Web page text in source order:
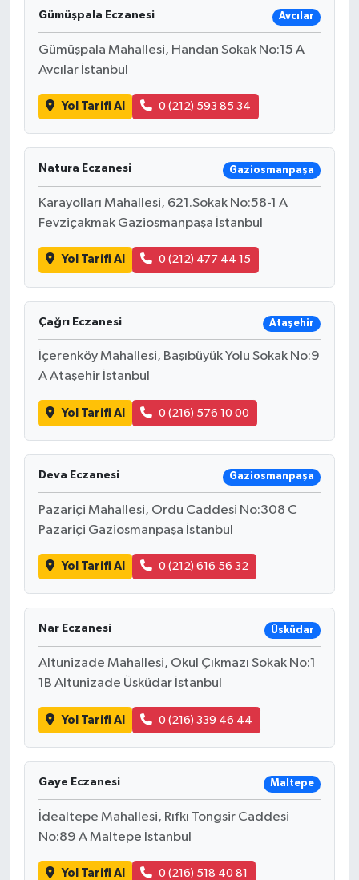
Gümüşpala Eczanesi Avcılar
Gümüşpala Mahallesi, Handan Sokak No:15 A
Avcılar İstanbul
Yol Tarifi Al 0 (212) 593 85 34
Natura Eczanesi Gaziosmanpaşa
Karayolları Mahallesi, 621.Sokak No:58-1 A
Fevziçakmak Gaziosmanpaşa İstanbul
Yol Tarifi Al 0 (212) 477 44 15
Çağrı Eczanesi Ataşehir
İçerenköy Mahallesi, Başıbüyük Yolu Sokak No:9
A Ataşehir İstanbul
Yol Tarifi Al 0 (216) 576 10 00
Deva Eczanesi Gaziosmanpaşa
Pazariçi Mahallesi, Ordu Caddesi No:308 C
Pazariçi Gaziosmanpaşa İstanbul
Yol Tarifi Al 0 (212) 616 56 32
Nar Eczanesi Üsküdar
Altunizade Mahallesi, Okul Çıkmazı Sokak No:1
1B Altunizade Üsküdar İstanbul
Yol Tarifi Al 0 (216) 339 46 44
Gaye Eczanesi Maltepe
İdealtepe Mahallesi, Rıfkı Tongsir Caddesi
No:89 A Maltepe İstanbul
Yol Tarifi Al 0 (216) 518 40 81